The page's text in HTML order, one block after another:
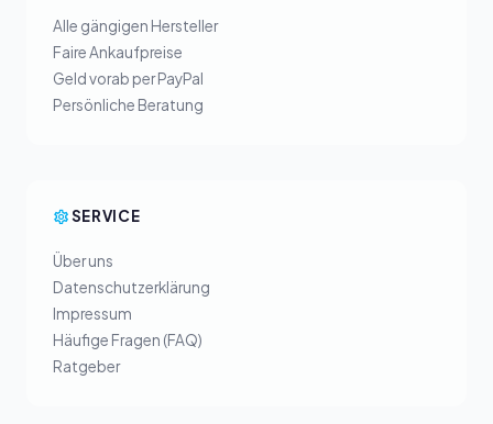
Alle gängigen Hersteller
Faire Ankaufpreise
Geld vorab per PayPal
Persönliche Beratung
SERVICE
Über uns
Datenschutzerklärung
Impressum
Häufige Fragen (FAQ)
Ratgeber